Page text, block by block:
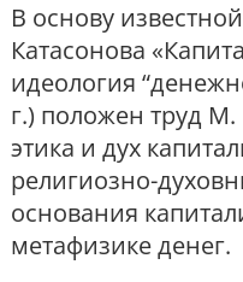
В основу
Катасонова
идеология
г.) положен труд М.
этика и дух
религиозно-
основания
метафизике денег.